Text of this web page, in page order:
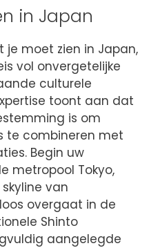
in Japan
moet zien in Japan,
vol onvergetelijke
culturele
toont aan dat
is om
te combineren met
Begin uw
metropool Tokyo,
van
overgaat in de
Shinto
aangelegde